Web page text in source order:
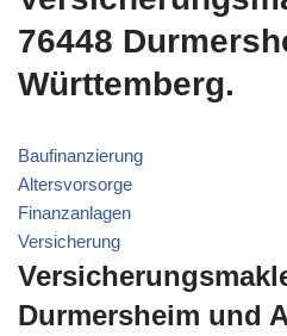
76448
Württemberg.
Baufinanzierung
Altersvorsorge
Finanzanlagen
Versicherung
Durmersheim und